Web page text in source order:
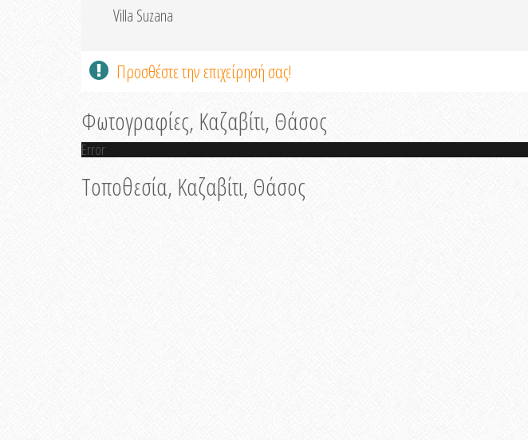
Villa Suzana
Προσθέστε την επιχείρησή σας!
Φωτογραφίες, Καζαβίτι, Θάσος
Error
Τοποθεσία, Καζαβίτι, Θάσος